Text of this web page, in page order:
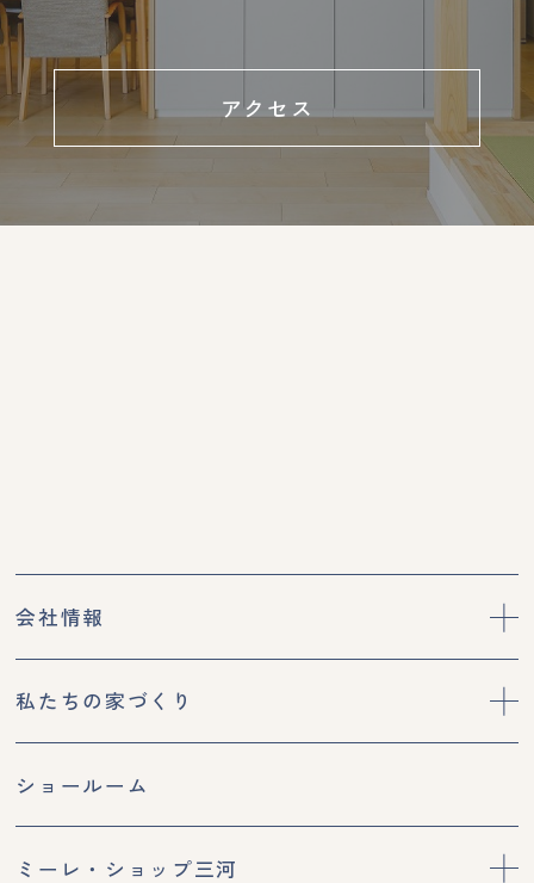
アクセス
会社情報
私たちの家づくり
ショールーム
ミーレ・ショップ三河